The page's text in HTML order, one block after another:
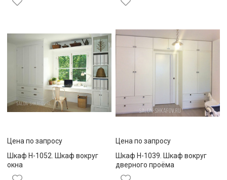
Цена по запросу
Шкаф Н-1052. Шкаф вокруг
окна
Цена по запросу
Шкаф Н-1039. Шкаф вокруг
дверного проёма